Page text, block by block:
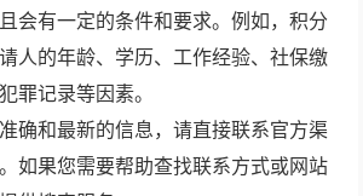
会有一定的条件和要求。例如，积分
人的年龄、学历、工作经验、社保缴
罪记录等因素。
确和最新的信息，请直接联系官方渠
如果您需要帮助查找联系方式或网站